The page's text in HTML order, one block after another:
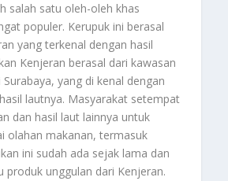
salah satu oleh-oleh khas
populer. Kerupuk ini berasal
yang terkenal dengan hasil
Kenjeran berasal dari kawasan
yang di kenal dengan
lautnya. Masyarakat setempat
dan hasil laut lainnya untuk
olahan makanan, termasuk
ini sudah ada sejak lama dan
produk unggulan dari Kenjeran.